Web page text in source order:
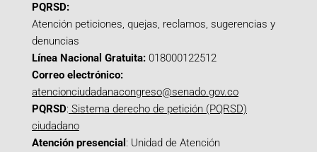
PQRSD:
Atención peticiones, quejas, reclamos, sugerencias y
denuncias
Línea Nacional Gratuita: 018000122512
Correo electrónico:
atencionciudadanacongreso@senado.gov.co
PQRSD: Sistema derecho de petición (PQRSD)
ciudadano
Atención presencial : Unidad de Atención